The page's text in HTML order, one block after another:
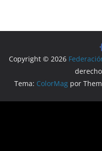
Copyright © 2026
Tema: ColorMagpor